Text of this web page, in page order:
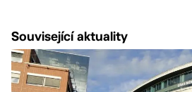
Související aktuality